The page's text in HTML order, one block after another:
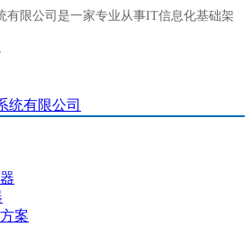
有限公司是一家专业从事IT信息化基础架
案